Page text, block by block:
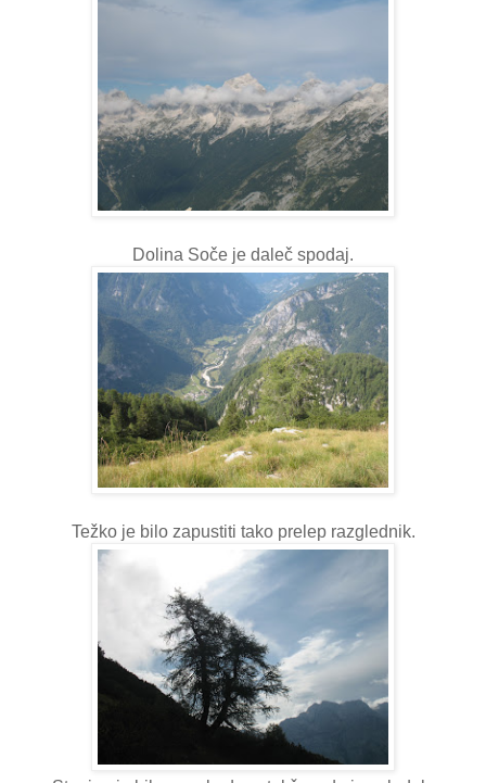
Dolina Soče je daleč spodaj.
Težko je bilo zapustiti tako prelep razglednik.